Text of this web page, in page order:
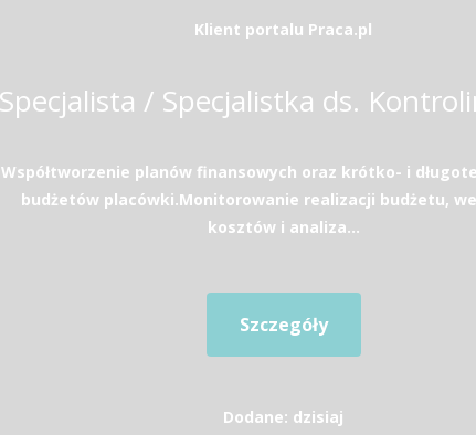
Klient portalu Praca.pl
Współtworzenie planów finansowych oraz krótko- i
budżetów placówki.Monitorowanie realizacji budżetu,
kosztów i analiza...
Szczegóły
Dodane: dzisiaj